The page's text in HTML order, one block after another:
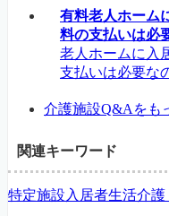
有料老人ホーム
料の支払いは必
老人ホームに入
支払いは必要な
介護施設Q&Aをも
関連キーワード
特定施設入居者生活介護